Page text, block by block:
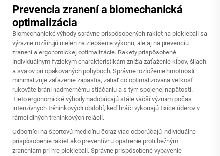
Prevencia zranení a biomechanická
optimalizácia
Biomechanické výhody správne prispôsobených rakiet na pickleball sa
výrazne rozširujú nielen na zlepšenie výkonu, ale aj na prevenciu
zranení a ergonomickej optimalizácie. Rakety prispôsobené
individuálnym fyzickým charakteristikám znížia zaťaženie kĺbov, šliach
a svalov pri opakovaných pohyboch. Správne rozloženie hmotnosti
minimalizuje zaťaženie zápästia, zatiaľ čo optimalizovaná veľkosť
rukoväte bráni nadmernému stláčaniu a s tým spojenej napätosti.
Tieto ergonomické výhody nadobúdajú stále väčší význam počas
intenzívnych tréninkových období, keď hráči vykonajú tisíce úderov v
rámci dlhých tréninkových relácií.
Odborníci na športovú medicínu čoraz viac odporúčajú individuálne
prispôsobenie rakiet ako preventívnu opatrenie proti bežným
zraneniam pri hre pickleball. Správne prispôsobené vybavenie